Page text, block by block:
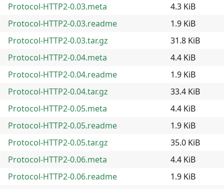
Protocol-HTTP2-0.03.meta
4.3 KiB
Protocol-HTTP2-0.03.readme
1.9 KiB
Protocol-HTTP2-0.03.tar.gz
31.8 KiB
Protocol-HTTP2-0.04.meta
4.4 KiB
Protocol-HTTP2-0.04.readme
1.9 KiB
Protocol-HTTP2-0.04.tar.gz
33.4 KiB
Protocol-HTTP2-0.05.meta
4.4 KiB
Protocol-HTTP2-0.05.readme
1.9 KiB
Protocol-HTTP2-0.05.tar.gz
35.0 KiB
Protocol-HTTP2-0.06.meta
4.4 KiB
Protocol-HTTP2-0.06.readme
1.9 KiB